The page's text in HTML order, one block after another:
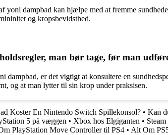
yoni dampbad kan hjælpe med at fremme
og kropsbevidsthed.
man bør tage, før man
dampbad, er det vigtigt at konsultere en
og at man lytter til sin krop under praksisen.
Koster En Nintendo Switch Spillekonsol? • Kan
5 på væggen • Xbox hos Elgiganten •
PlayStation Move Controller til PS4 • Alt Om